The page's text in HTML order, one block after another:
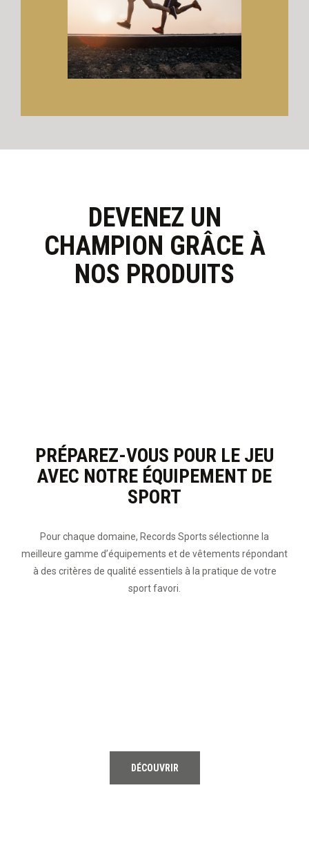
DEVENEZ UN
CHAMPION GRÂCE À
NOS PRODUITS
PRÉPAREZ-VOUS POUR LE JEU
AVEC NOTRE ÉQUIPEMENT DE
SPORT
Pour chaque domaine, Records Sports sélectionne la
meilleure gamme d’équipements et de vêtements répondant
à des critères de qualité essentiels à la pratique de votre
sport favori.
DÉCOUVRIR